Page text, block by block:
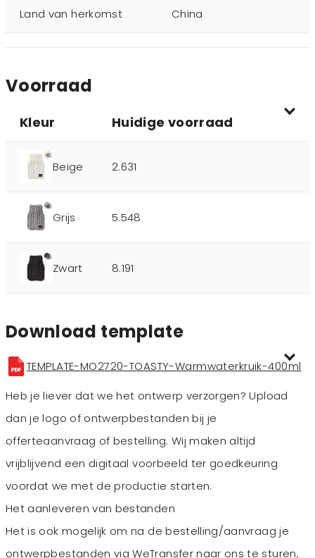
Land van herkomst China
Voorraad
Kleur Huidige voorraad
Beige 2.631
Grijs 5.548
Zwart 8.191
Download template
TEMPLATE-MO2720-TOASTY-Warmwaterkruik-400ml
Heb je liever dat we het ontwerp verzorgen? Upload
dan je logo of ontwerpbestanden bij je
offerteaanvraag of bestelling. Wij maken altijd
vrijblijvend een digitaal voorbeeld ter goedkeuring
voordat we met de productie starten.
Het aanleveren van bestanden
Het is ook mogelijk om na de bestelling/aanvraag je
ontwerpbestanden via WeTransfer naar ons te sturen,